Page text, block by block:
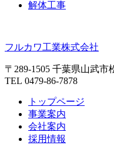
解体工事
フルカワ工業株式会社
〒289-1505 千葉県山武市
TEL 0479-86-7878
トップページ
事業案内
会社案内
採用情報